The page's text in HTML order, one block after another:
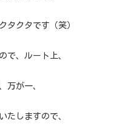
タクタです（笑）
で、ルート上、
万が一、
たしますので、